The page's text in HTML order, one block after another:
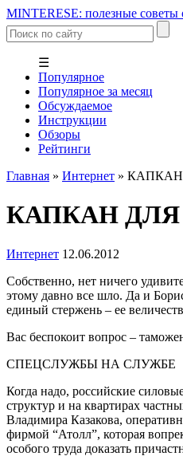
MINTERESE: полезные советы
☰
Популярное
Популярное за месяц
Обсуждаемое
Инструкции
Обзоры
Рейтинги
Главная » Интернет » КАПКАН
КАПКАН ДЛЯ
Интернет 12.06.2012
Собственно, нет ничего
этому давно все шло. Да и
единый стержень – ее
Вас беспокоит вопрос –
СПЕЦСЛУЖБЫ НА СЛУЖБЕ
Когда надо, российские
структур и на квартирах
Владимира Казакова,
фирмой “Атолл”, которая
особого труда доказать